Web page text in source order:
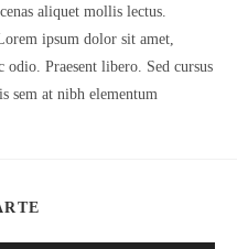
aliquet mollis lectus.
ipsum dolor sit amet,
Praesent libero. Sed cursus
sem at nibh elementum